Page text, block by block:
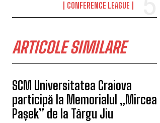
CONFERENCE LEAGUE
ARTICOLE SIMILARE
SCM Universitatea Craiova
participă la Memorialul „Mircea
Pașek” de la Târgu Jiu